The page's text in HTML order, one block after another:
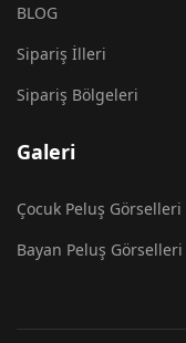
BLOG
Sipariş İlleri
Sipariş Bölgeleri
Galeri
Çocuk Peluş Görselleri
Bayan Peluş Görselleri